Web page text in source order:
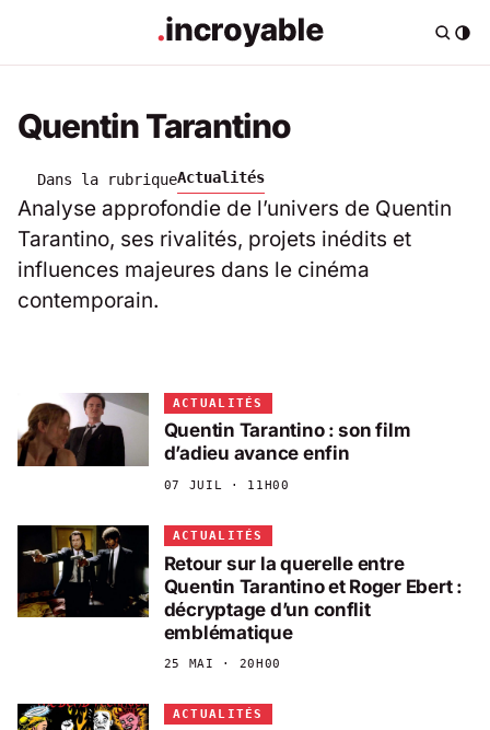
Quentin Tarantino
Dans la rubriqueActualités
Analyse approfondie de l’univers de Quentin
Tarantino, ses rivalités, projets inédits et
influences majeures dans le cinéma
contemporain.
ACTUALITÉS
Quentin Tarantino : son film
d’adieu avance enfin
07 JUIL · 11H00
ACTUALITÉS
Retour sur la querelle entre
Quentin Tarantino et Roger Ebert :
décryptage d’un conflit
emblématique
25 MAI · 20H00
ACTUALITÉS